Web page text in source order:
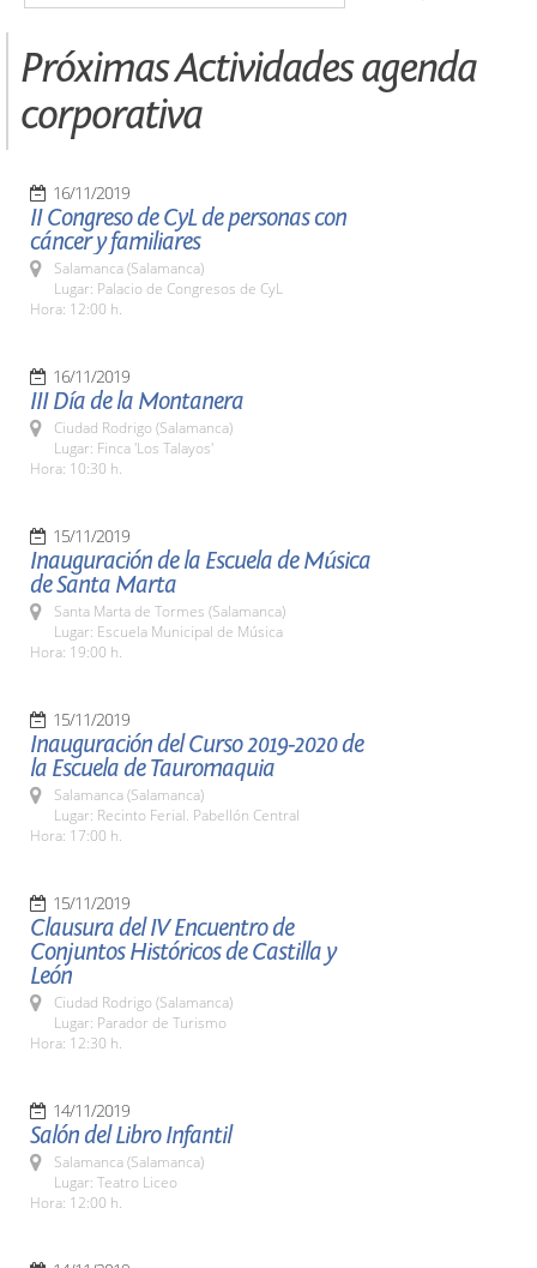
Próximas Actividades agenda
corporativa
16/11/2019
II Congreso de CyL de personas con
cáncer y familiares
Salamanca (Salamanca)
Lugar: Palacio de Congresos de CyL
Hora: 12:00 h.
16/11/2019
III Día de la Montanera
Ciudad Rodrigo (Salamanca)
Lugar: Finca 'Los Talayos'
Hora: 10:30 h.
15/11/2019
Inauguración de la Escuela de Música
de Santa Marta
Santa Marta de Tormes (Salamanca)
Lugar: Escuela Municipal de Música
Hora: 19:00 h.
15/11/2019
Inauguración del Curso 2019-2020 de
la Escuela de Tauromaquia
Salamanca (Salamanca)
Lugar: Recinto Ferial. Pabellón Central
Hora: 17:00 h.
15/11/2019
Clausura del IV Encuentro de
Conjuntos Históricos de Castilla y
León
Ciudad Rodrigo (Salamanca)
Lugar: Parador de Turismo
Hora: 12:30 h.
14/11/2019
Salón del Libro Infantil
Salamanca (Salamanca)
Lugar: Teatro Liceo
Hora: 12:00 h.